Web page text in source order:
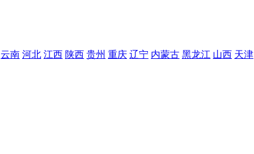
云南 河北 江西 陕西 贵州 重庆 辽宁 内蒙古 黑龙江 山西 天津